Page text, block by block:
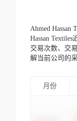
Ahmed Hassan
Hassan
交易次数、交
解当前公司的
月份